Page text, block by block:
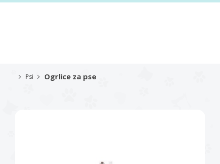
Psi Ogrlice za pse